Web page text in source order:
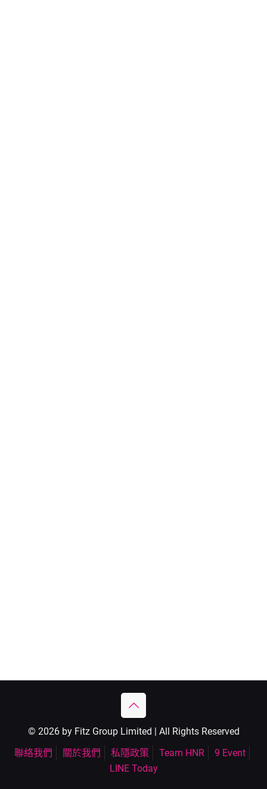
© 2026 by Fitz Group Limited | All Rights Reserved
聯絡我們
關於我們 私隱政策 Team HNR
9 Event
LINE Today